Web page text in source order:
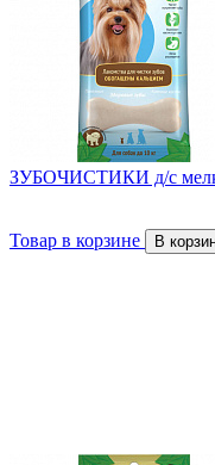
ЗУБОЧИСТИКИ д/с
Товар в корзине В